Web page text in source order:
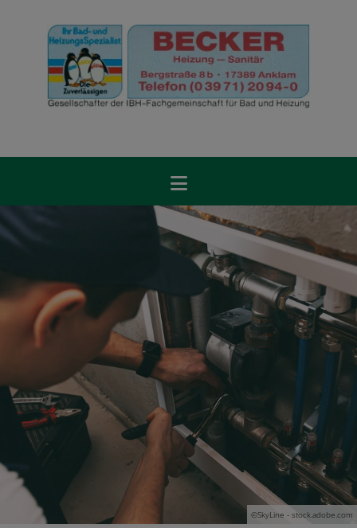
©SkyLine - stock.adobe.com
schließenöffnen und schließen
schließen